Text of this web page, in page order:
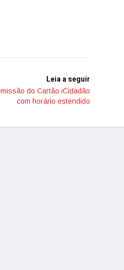
Leia a seguir
do Cartão iCidadão
com horário estendido